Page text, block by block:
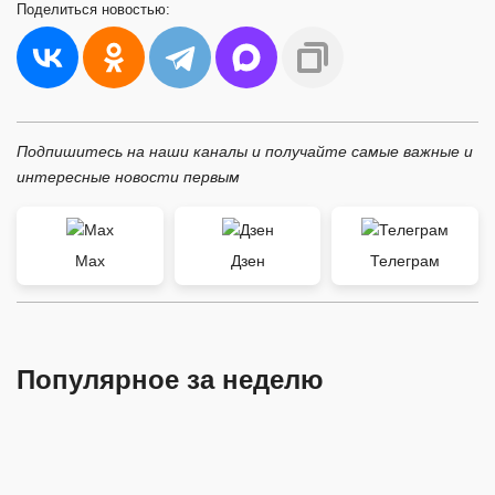
Поделиться новостью:
Подпишитесь на наши каналы и получайте самые важные и
интересные новости первым
Max Дзен Телеграм
Популярное за неделю